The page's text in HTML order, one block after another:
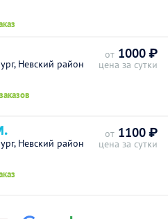
Невский район
от 1000 ₽
цена за сутки
Невский район
от 1100 ₽
цена за сутки